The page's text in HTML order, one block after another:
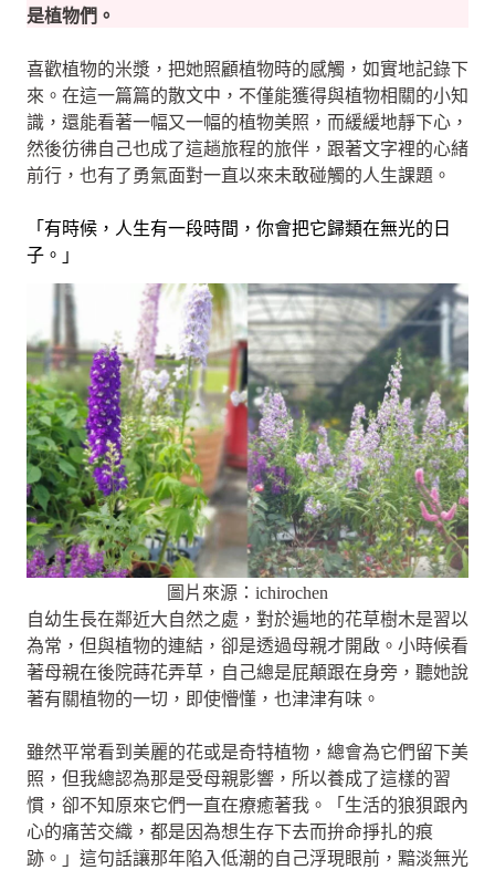
是植物們。
喜歡植物的米漿，把她照顧植物時的感觸，如實地記錄下
來。在這一篇篇的散文中，不僅能獲得與植物相關的小知
識，還能看著一幅又一幅的植物美照，而緩緩地靜下心，
然後彷彿自己也成了這趟旅程的旅伴，跟著文字裡的心緒
前行，也有了勇氣面對一直以來未敢碰觸的人生課題。
「有時候，人生有一段時間，你會把它歸類在無光的日
子。」
圖片來源：ichirochen
自幼生長在鄰近大自然之處，對於遍地的花草樹木是習以
為常，但與植物的連結，卻是透過母親才開啟。小時候看
著母親在後院蒔花弄草，自己總是屁顛跟在身旁，聽她說
著有關植物的一切，即使懵懂，也津津有味。
雖然平常看到美麗的花或是奇特植物，總會為它們留下美
照，但我總認為那是受母親影響，所以養成了這樣的習
慣，卻不知原來它們一直在療癒著我。「生活的狼狽跟內
心的痛苦交織，都是因為想生存下去而拚命掙扎的痕
跡。」這句話讓那年陷入低潮的自己浮現眼前，黯淡無光